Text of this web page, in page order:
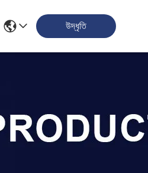
উদ্ধৃতি